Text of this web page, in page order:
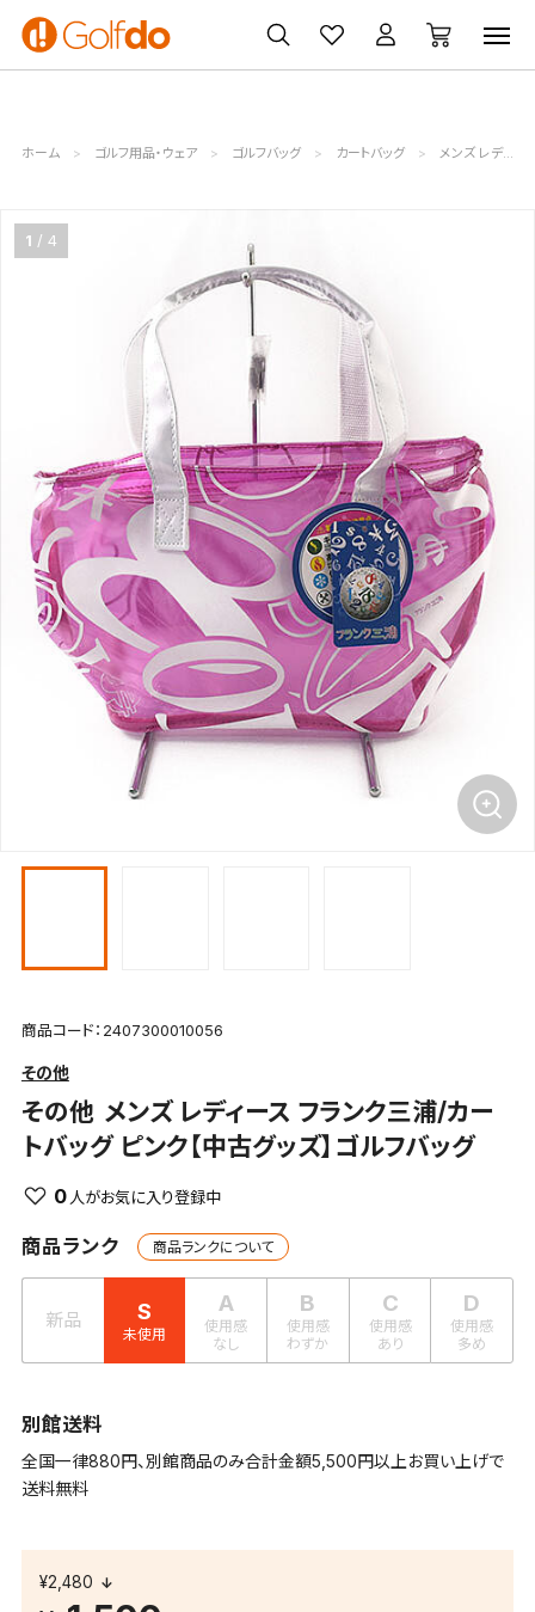
ゴルフ
クラブ
ゴルフ用品
買取
無料査定
クーポン
一覧
ホーム ゴルフ用品・ウェア ゴルフバッグ カートバッグ メンズ レディース フランク三浦/カートバッグ ピンク【中古グッズ】ゴルフバッグ
1 4
商品コード：2407300010056
その他
その他 メンズ レディース フランク三浦/カー
トバッグ ピンク【中古グッズ】ゴルフバッグ
0
商品ランク 商品ランクについて
新品 S
未使用
A
使用感
なし
B
使用感
わずか
C
使用感
あり
D
使用感
多め
別館送料
全国一律880円、別館商品のみ合計金額5,500円以上お買い上げで
送料無料
¥2,480